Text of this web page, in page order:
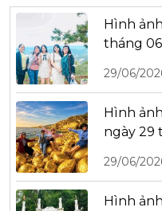
Hình
tháng
29/06/
Hình
ngày 29
29/06/
Hình